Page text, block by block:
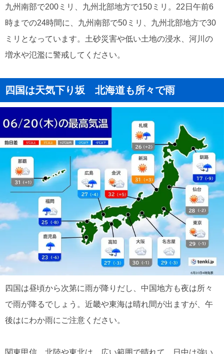
九州南部で200ミリ、九州北部地方で150ミリ。22日午前6
時までの24時間に、九州南部で50ミリ、九州北部地方で30
ミリとなっています。土砂災害や低い土地の浸水、河川の
増水や氾濫に警戒してください。
四国は天気下り坂 北海道も所々で雨
四国は昼頃から次第に雨が降りだし、中国地方も夜は所々
で雨が降るでしょう。近畿や東海は晴れ間が出ますが、午
後はにわか雨にご注意ください。
関東甲信、北陸や東北は、広い範囲で晴れて、日中は強い